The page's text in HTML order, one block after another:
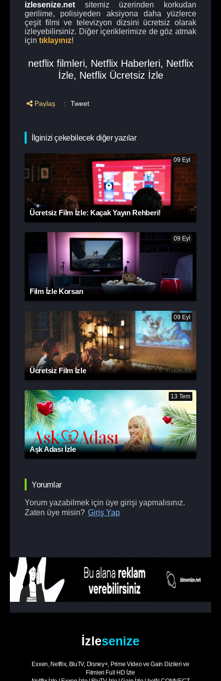
izlesenize.net sitemiz üzerinden korkudan
gerilime, polisiyeden aksiyona daha yüzlerce
çeşit filmi ve televizyon dizsini ücretsiz olarak
izleyebilirsiniz. Diğer içeriklerimize de göz atmak
için tıklayınız!
netflix filmleri, Netflix Haberleri, Netflix
İzle, Netflix Ücretsiz İzle
Paylaş : Tweet
İlginizi çekebilecek diğer yazılar
09 Eyl
Ücretsiz Film İzle: Kaçak Yayın Rehberi!
09 Eyl
Film İzle Korsan
09 Eyl
Ücretsiz Film İzle
13 Tem
Aşk Adası İzle
Yorumlar
Yorum yazabilmek için üye girişi yapmalısınız.
Zaten üye misin? Giriş Yap
İzlesenize
Exxen, Netflix, BluTV, Disney+, Prime Video ve Gain Dizileri ve
Filmleri Full HD İzle